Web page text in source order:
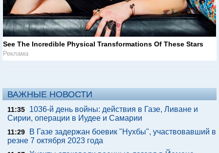
See The Incredible Physical Transformations Of These Stars
Реклама
ВАЖНЫЕ НОВОСТИ
11:35
1036-й день войны: действия в Газе, Ливане и
Сирии, операции в Иудее и Самарии
11:29
В Газе задержан боевик "Нухбы", участвовавший в
резне 7 октября 2023 года